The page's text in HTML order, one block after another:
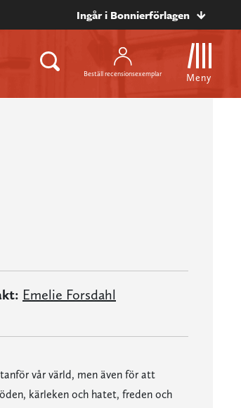
Ingår i Bonnierförlagen
Beställ recensionsexemplar Meny
Emelie Forsdahl
vår värld, men även för att
kärleken och hatet, freden och